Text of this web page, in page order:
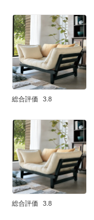
総合評価 3.8
総合評価 3.8